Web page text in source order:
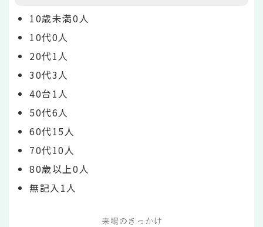
10歳未満0人
10代0人
20代1人
30代3人
40台1人
50代6人
60代15人
70代10人
80歳以上0人
無記入1人